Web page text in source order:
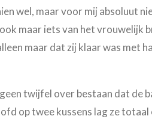
wel, maar voor mij absoluut
maar iets van het vrouwelijk
maar dat zij klaar was met
twijfel over bestaan dat de
op twee kussens lag ze